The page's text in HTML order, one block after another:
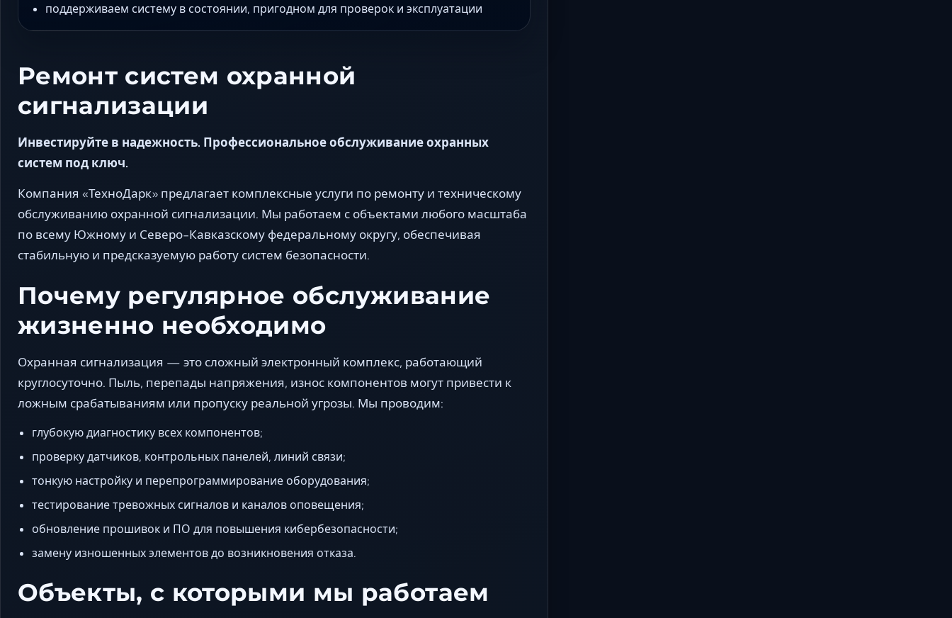
поддерживаем систему в состоянии, пригодном для проверок и эксплуатации
Ремонт систем охранной
сигнализации
Инвестируйте в надежность. Профессиональное обслуживание охранных
систем под ключ.
Компания «ТехноДарк» предлагает комплексные услуги по ремонту и техническому
обслуживанию охранной сигнализации. Мы работаем с объектами любого масштаба
по всему Южному и Северо-Кавказскому федеральному округу, обеспечивая
стабильную и предсказуемую работу систем безопасности.
Почему регулярное обслуживание
жизненно необходимо
Охранная сигнализация — это сложный электронный комплекс, работающий
круглосуточно. Пыль, перепады напряжения, износ компонентов могут привести к
ложным срабатываниям или пропуску реальной угрозы. Мы проводим:
глубокую диагностику всех компонентов;
проверку датчиков, контрольных панелей, линий связи;
тонкую настройку и перепрограммирование оборудования;
тестирование тревожных сигналов и каналов оповещения;
обновление прошивок и ПО для повышения кибербезопасности;
замену изношенных элементов до возникновения отказа.
Объекты, с которыми мы работаем